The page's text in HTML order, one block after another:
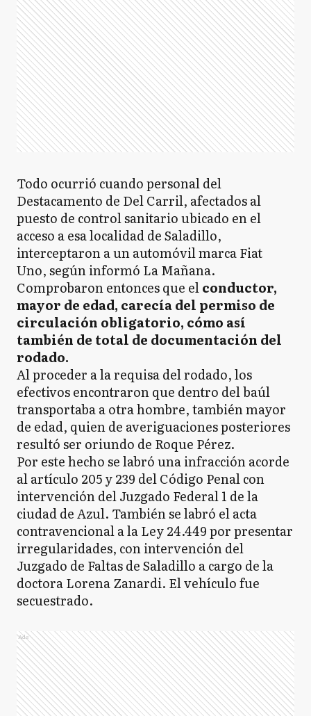
Todo ocurrió cuando personal del
Destacamento de Del Carril, afectados al
puesto de control sanitario ubicado en el
acceso a esa localidad de Saladillo,
interceptaron a un automóvil marca Fiat
Uno, según informó La Mañana.
Comprobaron entonces que elconductor,
mayor de edad, carecía del permiso de
circulación obligatorio, cómo así
también de total de documentación del
rodado.
Al proceder a la requisa del rodado, los
efectivos encontraron que dentro del baúl
transportaba a otra hombre, también mayor
de edad, quien de averiguaciones posteriores
resultó ser oriundo de Roque Pérez.
Por este hecho se labró una infracción acorde
al artículo 205 y 239 del Código Penal con
intervención del Juzgado Federal 1 de la
ciudad de Azul. También se labró el acta
contravencional a la Ley 24.449 por presentar
irregularidades, con intervención del
Juzgado de Faltas de Saladillo a cargo de la
doctora Lorena Zanardi. El vehículo fue
secuestrado.
Ads